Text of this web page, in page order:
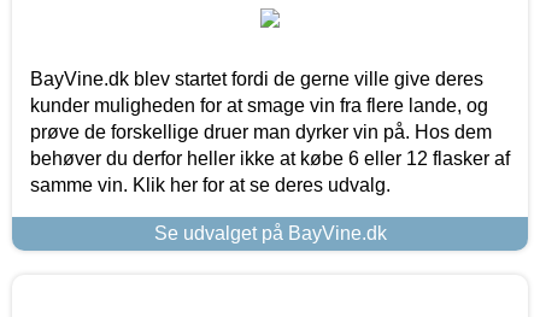
BayVine.dk blev startet fordi de gerne ville give deres
kunder muligheden for at smage vin fra flere lande, og
prøve de forskellige druer man dyrker vin på. Hos dem
behøver du derfor heller ikke at købe 6 eller 12 flasker af
samme vin. Klik her for at se deres udvalg.
Se udvalget på BayVine.dk